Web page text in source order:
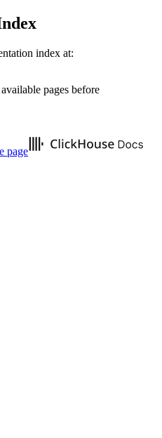
index at:
pages before
page